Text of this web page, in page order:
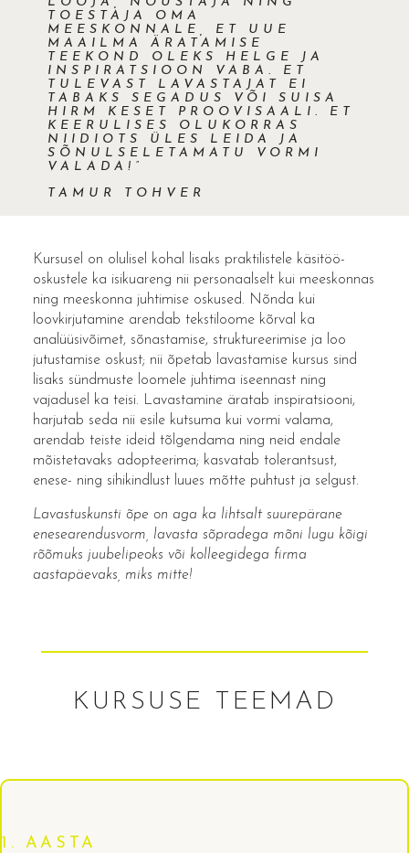
TOESTAJA OMA
MEESKONNALE, ET UUE
MAAILMA ÄRATAMISE
TEEKOND OLEKS HELGE JA
INSPIRATSIOON VABA. ET
TULEVAST LAVASTAJAT EI
TABAKS SEGADUS VÕI SUISA
HIRM KESET PROOVISAALI. ET
KEERULISES OLUKORRAS
NIIDIOTS ÜLES LEIDA JA
SÕNULSELETAMATU VORMI
VALADA!”
TAMUR TOHVER
Kursusel on olulisel kohal lisaks praktilistele käsitöö-
oskustele ka isikuareng nii personaalselt kui meeskonnas
ning meeskonna juhtimise oskused. Nõnda kui
loovkirjutamine arendab tekstiloome kõrval ka
analüüsivõimet, sõnastamise, struktureerimise ja loo
jutustamise oskust; nii õpetab lavastamise kursus sind
lisaks sündmuste loomele juhtima iseennast ning
vajadusel ka teisi. Lavastamine äratab inspiratsiooni,
harjutab seda nii esile kutsuma kui vormi valama,
arendab teiste ideid tõlgendama ning neid endale
mõistetavaks adopteerima; kasvatab tolerantsust,
enese- ning sihikindlust luues mõtte puhtust ja selgust.
Lavastuskunsti õpe on aga ka lihtsalt suurepärane
enesearendusvorm, lavasta sõpradega mõni lugu kõigi
rõõmuks juubelipeoks või kolleegidega firma
aastapäevaks, miks mitte!
KURSUSE TEEMAD
1. AASTA